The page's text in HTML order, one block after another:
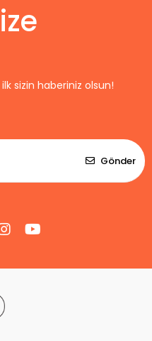
sizin haberiniz olsun!
Gönder